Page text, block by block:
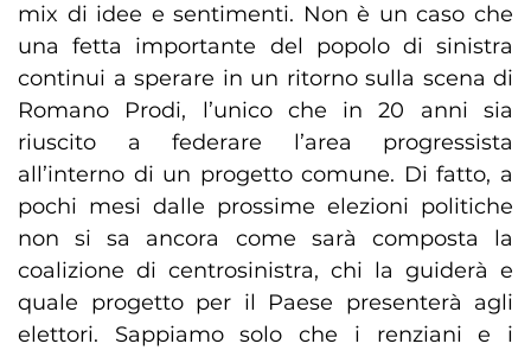
mix di idee e sentimenti. Non è un caso che
una fetta importante del popolo di sinistra
continui a sperare in un ritorno sulla scena di
Romano Prodi, l’unico che in 20 anni sia
riuscito a federare l’area progressista
all’interno di un progetto comune. Di fatto, a
pochi mesi dalle prossime elezioni politiche
non si sa ancora come sarà composta la
coalizione di centrosinistra, chi la guiderà e
quale progetto per il Paese presenterà agli
elettori. Sappiamo solo che i renziani e i